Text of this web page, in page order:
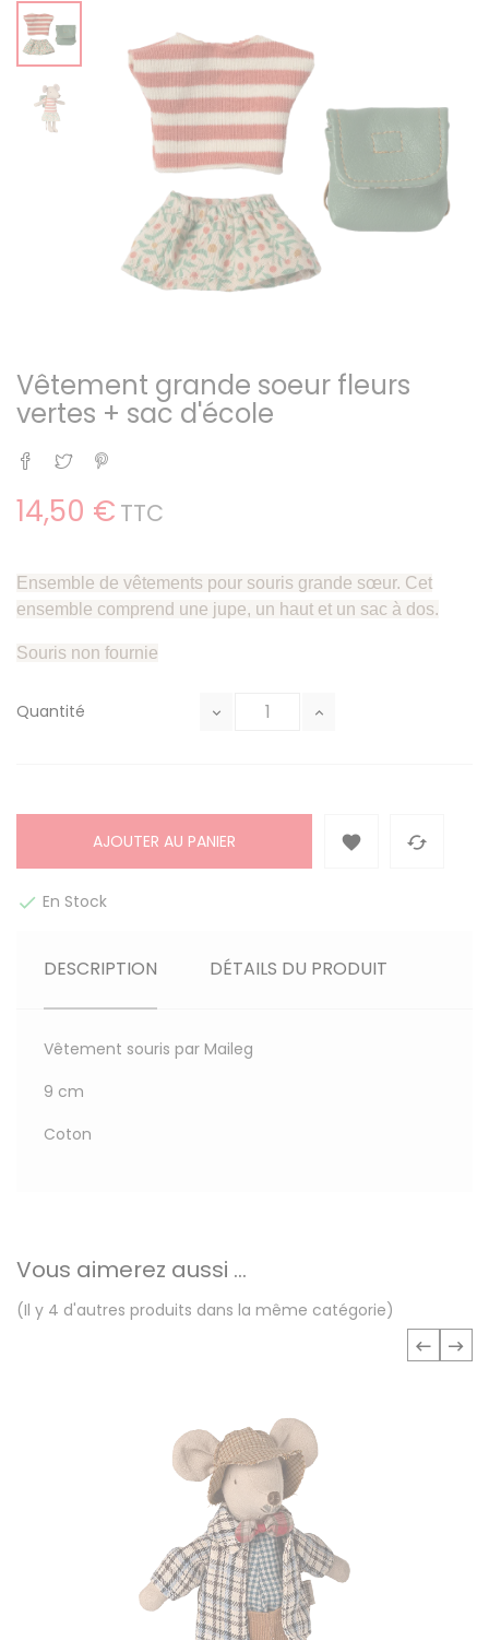
Vêtement grande soeur fleurs
vertes + sac d'école
Partager
Tweet
14,50 € TTC
Ensemble de vêtements pour souris grande sœur. Cet
ensemble comprend une jupe, un haut et un sac à dos.
Souris non fournie
Quantité
AJOUTER AU PANIER  
 En Stock
DESCRIPTION DÉTAILS DU PRODUIT
Vêtement souris par Maileg
9 cm
Coton
Vous aimerez aussi ...
(Il y 4 d'autres produits dans la même catégorie)